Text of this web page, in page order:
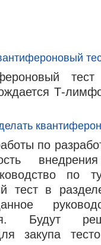
Т-
по
по
тест в
Будут
закупа